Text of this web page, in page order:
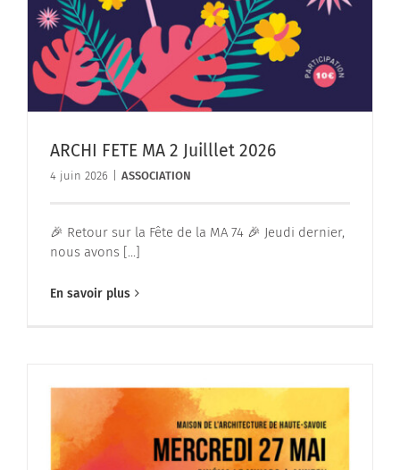
ARCHI FETE MA 2 Juilllet 2026
4 juin 2026 ASSOCIATION
🎉 Retour sur la Fête de la MA 74 🎉 Jeudi dernier,
nous avons [...]
En savoir plus